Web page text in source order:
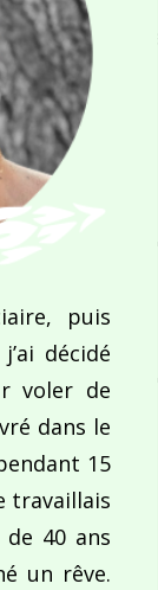
les
puis
décidé
voler de
dans le
15
travaillais
40 ans
un rêve.